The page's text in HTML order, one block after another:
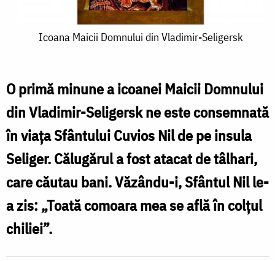
Icoana
din
Vladimir-
Seligersk
Icoana Maicii Domnului din Vladimir-Seligersk
O primă minune a icoanei Maicii Domnului
din Vladimir-Seligersk ne este consemnată
în viața Sfântului Cuvios Nil de pe insula
Seliger. Călugărul a fost atacat de tâlhari,
care căutau bani. Văzându-i, Sfântul Nil le-
a zis: „Toată comoara mea se află în colțul
chiliei”.